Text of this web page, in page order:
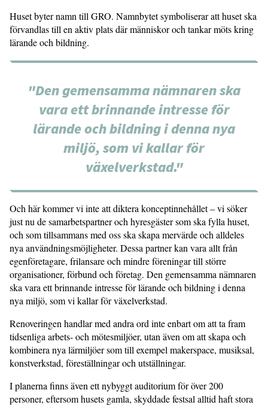
Huset byter namn till GRO. Namnbytet symboliserar att huset ska
förvandlas till en aktiv plats där människor och tankar möts kring
lärande och bildning.
"Den gemensamma nämnaren ska
vara ett brinnande intresse för
lärande och bildning i denna nya
miljö, som vi kallar för
växelverkstad."
Och här kommer vi inte att diktera konceptinnehållet – vi söker
just nu de samarbetspartner och hyresgäster som ska fylla huset,
och som tillsammans med oss ska skapa mervärde och alldeles
nya användningsmöjligheter. Dessa partner kan vara allt från
egenföretagare, frilansare och mindre föreningar till större
organisationer, förbund och företag. Den gemensamma nämnaren
ska vara ett brinnande intresse för lärande och bildning i denna
nya miljö, som vi kallar för växelverkstad.
Renoveringen handlar med andra ord inte enbart om att ta fram
tidsenliga arbets- och mötesmiljöer, utan även om att skapa och
kombinera nya lärmiljöer som till exempel makerspace, musiksal,
konstverkstad, föreställningar och utställningar.
I planerna finns även ett nybyggt auditorium för över 200
personer, eftersom husets gamla, skyddade festsal alltid haft stora